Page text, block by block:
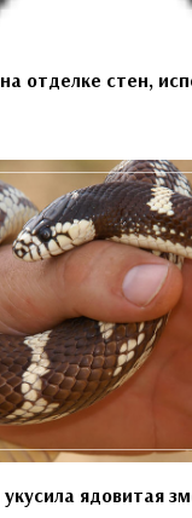
отделке стен,
ядовитая